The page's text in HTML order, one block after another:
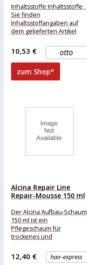
Silhouette Flexible
Hold Mousse...
Inhaltsstoffe Inhaltsstoffe ,
Sie finden
Inhaltsstoffangaben auf
dem gelieferten Artikel
Wir empfehlen, die
Inhaltsstoffangaben immer
auch auf
otto
10,53 €
zum Shop*
Alcina Repair Line
Repair-Mousse 150 ml
Der Alcina Aufbau-Schaum
150 ml ist ein
Pflegeschaum für
trockenes und
regenerierende Schaum
macht trockenes und
hair-express
12,40 €